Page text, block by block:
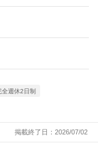
全週休2日制
掲載終了日：2026/07/02